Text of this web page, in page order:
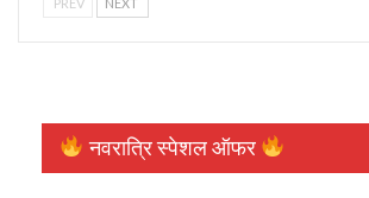
नवरात्रि स्पेशल ऑफर